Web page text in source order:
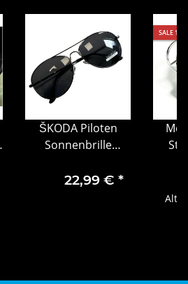
ŠKODA Piloten
Sonnenbrille
polarisierte
22,99 € *
SALE 17%